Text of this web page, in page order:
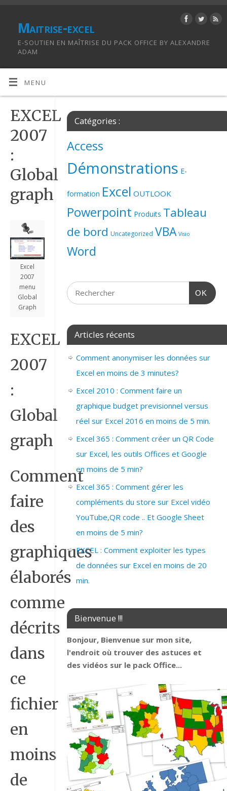
Maitrise-excel
E-SOUTIEN EN MAÎTRISE DU PACK OFFICE BY ALEXANDRE
ADAM
MENU
EXCEL
2007
:
Global
graph
Excel
2007
menu
Global
Graph
EXCEL
2007
:
Global
graph
Comment
faire
des
graphiques
élaborés
comme
décrits
dans
ce
fichier
en
moins
de
Catégories :
Access
Démonstrations E-
formation Excel OUTLOOK
Powerpoint Produits Tableau
de bord Uncategorized VBA Visio
Word
OK
Articles récents
Comment anonymiser les données sur
Excel en moins de 3 minutes?
Excel 2010 : Comment faire un
graphique budget previsionnel versus
réel sur Excel 2016 en moins de 5 min.
Excel 365 : Comment créer un QR Code
sur Excel, les outils Offices et Google
en moins de 5 min?
Excel 365 : Comment gérer les
compléments du store sur Excel vidéo
YouTube,QR code .. Et Google Sheet
en moins de 5 min?
EXCEL : Comment exploiter les types
de données sur Excel en moins de 20
min.
Bienvenue !!!
Bonjour, Bienvenue sur mon site,
l'endroit où trouver des astuces et
des vidéos sur le pack Office...